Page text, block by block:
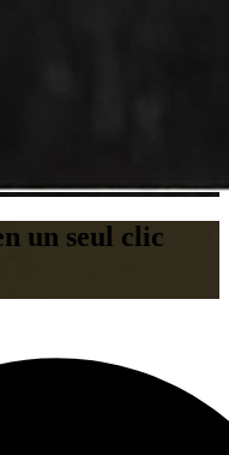
un seul clic